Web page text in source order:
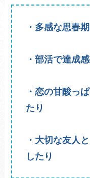
・多感な思春
・部活で達成
・恋の甘酸っ
たり
・大切な友人
したり